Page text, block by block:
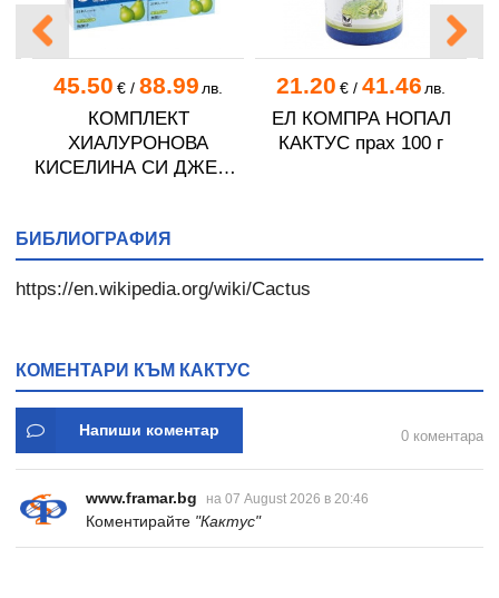
45.50 €/ 88.99 лв.
КОМПЛЕКТ
ХИАЛУРОНОВА
КИСЕЛИНА СИ ДЖЕЛИ
21.20 €/ 41.46 лв.
ЕЛ КОМПРА НОПАЛ
КАКТУС прах 100 г
БИБЛИОГРАФИЯ
https://en.wikipedia.org/wiki/Cactus
КОМЕНТАРИ КЪМ КАКТУС
Напиши коментар 0 коментара
www.framar.bg на 07 August 2026 в 20:46
Коментирайте "Кактус"